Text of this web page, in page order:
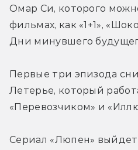
Омар Си, которого
фильмах, как «1+1»,
Дни минувшего
Первые три эпизода
Летерье, который
«Перевозчиком» и
Сериал «Люпен» выйдет